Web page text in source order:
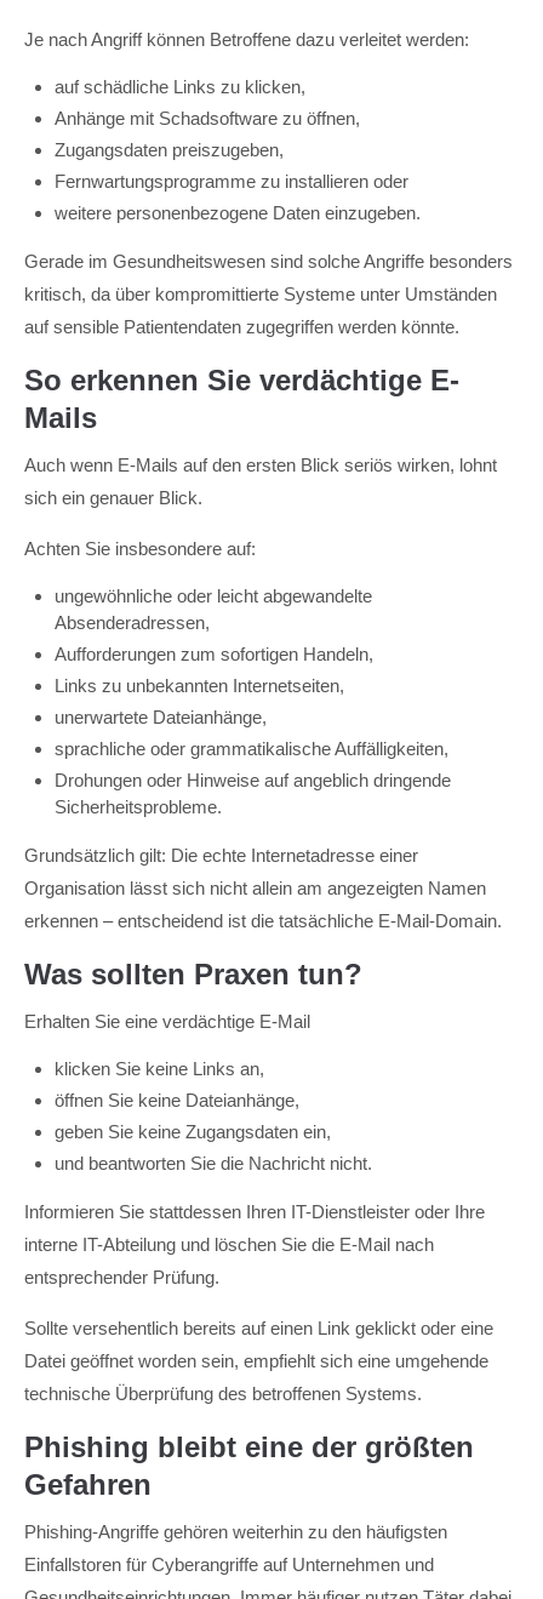
Je nach Angriff können Betroffene dazu verleitet werden:
auf schädliche Links zu klicken,
Anhänge mit Schadsoftware zu öffnen,
Zugangsdaten preiszugeben,
Fernwartungsprogramme zu installieren oder
weitere personenbezogene Daten einzugeben.
Gerade im Gesundheitswesen sind solche Angriffe besonders
kritisch, da über kompromittierte Systeme unter Umständen
auf sensible Patientendaten zugegriffen werden könnte.
So erkennen Sie verdächtige E-
Mails
Auch wenn E-Mails auf den ersten Blick seriös wirken, lohnt
sich ein genauer Blick.
Achten Sie insbesondere auf:
ungewöhnliche oder leicht abgewandelte
Absenderadressen,
Aufforderungen zum sofortigen Handeln,
Links zu unbekannten Internetseiten,
unerwartete Dateianhänge,
sprachliche oder grammatikalische Auffälligkeiten,
Drohungen oder Hinweise auf angeblich dringende
Sicherheitsprobleme.
Grundsätzlich gilt: Die echte Internetadresse einer
Organisation lässt sich nicht allein am angezeigten Namen
erkennen – entscheidend ist die tatsächliche E-Mail-Domain.
Was sollten Praxen tun?
Erhalten Sie eine verdächtige E-Mail
klicken Sie keine Links an,
öffnen Sie keine Dateianhänge,
geben Sie keine Zugangsdaten ein,
und beantworten Sie die Nachricht nicht.
Informieren Sie stattdessen Ihren IT-Dienstleister oder Ihre
interne IT-Abteilung und löschen Sie die E-Mail nach
entsprechender Prüfung.
Sollte versehentlich bereits auf einen Link geklickt oder eine
Datei geöffnet worden sein, empfiehlt sich eine umgehende
technische Überprüfung des betroffenen Systems.
Phishing bleibt eine der größten
Gefahren
Phishing-Angriffe gehören weiterhin zu den häufigsten
Einfallstoren für Cyberangriffe auf Unternehmen und